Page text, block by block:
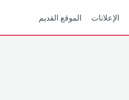
الإعلانات الموقع القديم